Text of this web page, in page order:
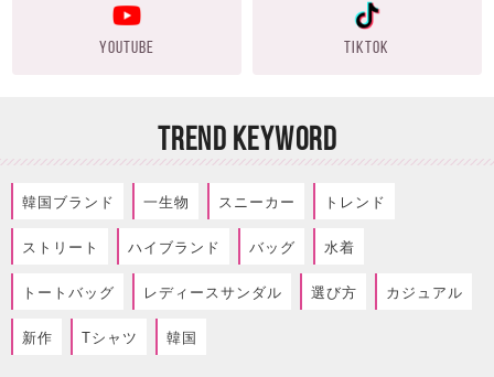
YOUTUBE TIKTOK
TREND KEYWORD
韓国ブランド 一生物 スニーカー トレンド
ストリート ハイブランド バッグ 水着
トートバッグ レディースサンダル 選び方 カジュアル
新作 Tシャツ 韓国